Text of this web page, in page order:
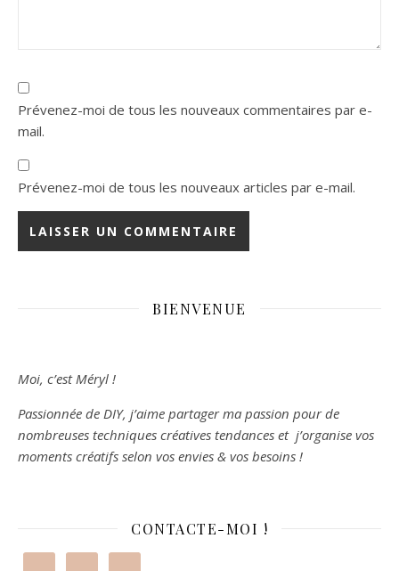
Prévenez-moi de tous les nouveaux commentaires par e-
mail.
Prévenez-moi de tous les nouveaux articles par e-mail.
BIENVENUE
Moi, c’est Méryl !
Passionnée de DIY, j’aime partager ma passion pour de
nombreuses techniques créatives tendances et j’organise vos
moments créatifs selon vos envies & vos besoins !
CONTACTE-MOI !